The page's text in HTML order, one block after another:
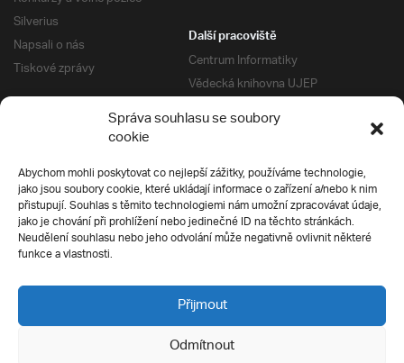
Správa souhlasu se soubory
cookie
Abychom mohli poskytovat co nejlepší zážitky, používáme technologie,
jako jsou soubory cookie, které ukládají informace o zařízení a/nebo k nim
přistupují. Souhlas s těmito technologiemi nám umožní zpracovávat údaje,
jako je chování při prohlížení nebo jedinečné ID na těchto stránkách.
Neudělení souhlasu nebo jeho odvolání může negativně ovlivnit některé
funkce a vlastnosti.
Přijmout
Odmítnout
Silverius
Napsali o nás
Tiskové zprávy
Další pracoviště
Centrum Informatiky
Vědecká knihovna UJEP
Správa kolejí a menz
Univerzitní centrum podpory
Silverius
Pro uchazeče
Přijímací řízení
E-prihlaska
Přípravné kurzy
Ochrana soukromí